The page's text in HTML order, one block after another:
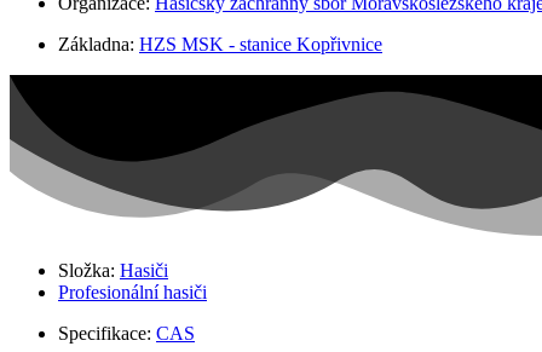
Základna: HZS MSK - stanice Kopřivnice
Složka: Hasiči
Profesionální hasiči
Specifikace: CAS